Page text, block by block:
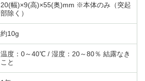
20(幅)×9(高)×55(奥)mm ※本体のみ（突起
部除く）
約10g
温度：0～40℃ / 湿度：20～80％ 結露なき
こと